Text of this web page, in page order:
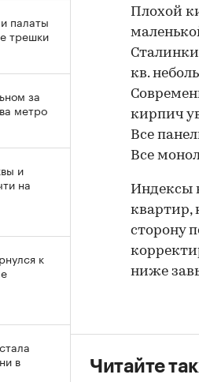
Плохой
кв.
кирпич
Все
Все
Индексы
квартир,
сторону
ниже
Читайте
палаты
трешки
за
метро
и
на
к
в